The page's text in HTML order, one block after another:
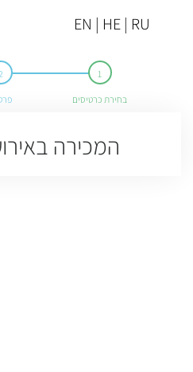
EN | HE | RU
בחירת כרטיסים
המכירה